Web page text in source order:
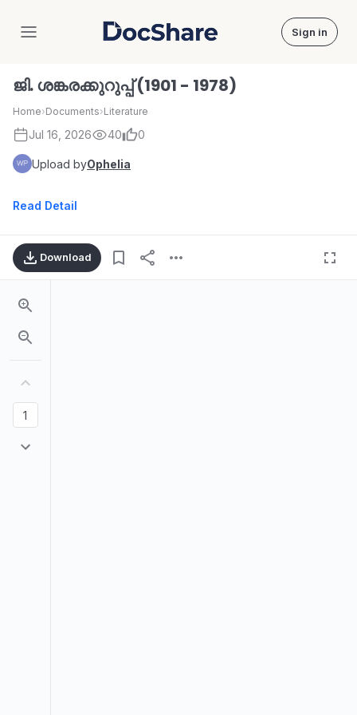
DocShare Sign in
ജി. ശങ്കരക്കുറുപ്പ് (1901 - 1978)
Home›Documents›Literature
Jul 16, 2026 40 0
Upload byOphelia
Read Detail
Download